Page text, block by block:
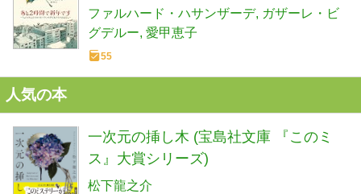
し~ (世界と出会う絵本)
ファルハード・ハサンザーデ ガザーレ・ビ
グデルー 愛甲恵子
55
人気の本
一次元の挿し木 (宝島社文庫 『このミ
ス』大賞シリーズ)
松下龍之介